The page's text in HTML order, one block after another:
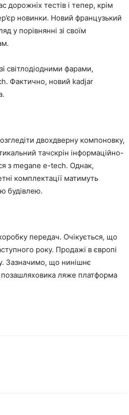
дорожніх тестів і тепер, крім
новинки. Новий французький
у порівнянні зі своїм
світлодіодними фарами,
Фактично, новий kadjar
двохдверну компоновку,
тачскрін інформаційно-
з megane e-tech. Однак,
комплектації матимуть
будівлею.
передач. Очікується, що
року. Продажі в європі
Зазначимо, що нинішнє
позашляховика ляже платформа